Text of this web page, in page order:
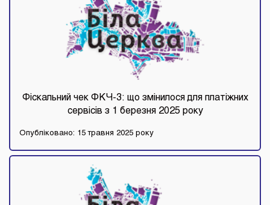
Фіскальний чек ФКЧ-3: що змінилося для платіжних
сервісів з 1 березня 2025 року
Опубліковано: 15 травня 2025 року